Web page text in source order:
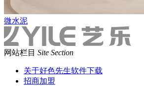
微水泥
网站栏目 Site Section
关于好色先生软件下载
招商加盟